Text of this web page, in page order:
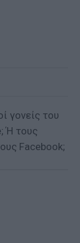
γονείς του
Ή τους
Facebook;